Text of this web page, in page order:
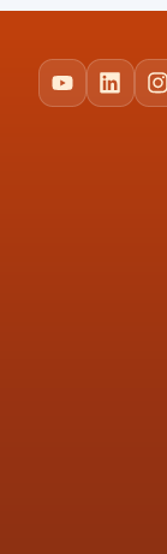
Instagram
LinkedIn